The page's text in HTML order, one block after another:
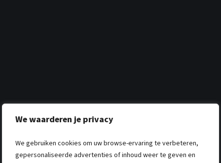
We waarderen je privacy
We gebruiken cookies om uw browse-ervaring te verbeteren,
gepersonaliseerde advertenties of inhoud weer te geven en